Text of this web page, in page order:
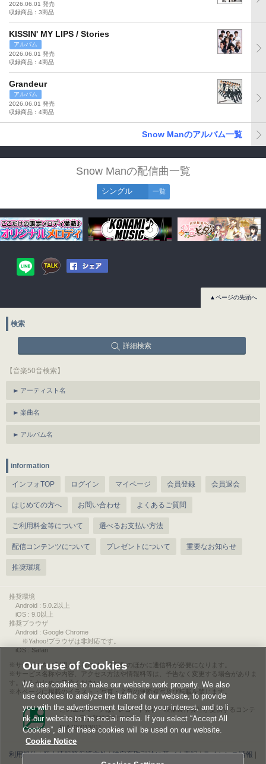
2026.06.01 発売
収録商品：3商品
KISSIN' MY LIPS / Stories
アルバム
2026.06.01 発売
収録商品：4商品
Grandeur
アルバム
2026.06.01 発売
収録商品：4商品
Snow Manのアルバム一覧
Snow Manの配信曲一覧
シングル 一覧
▲ページの先頭へ
検索
詳細検索
【音楽50音検索】
アーティスト名
楽曲名
アルバム名
information
インフォTOP ログイン マイページ 会員登録 会員退会
はじめての方へ お問い合わせ よくあるご質問
ご利用料金等について 選べるお支払い方法
配信コンテンツについて プレゼントについて 重要なお知らせ
推奨環境
推奨環境
Android : 5.0.2以上
iOS : 9.0以上
推奨ブラウザ
Android : Google Chrome
※Yahoo!ブラウザは非対応です。
iOS : Safari
サービスをご利用されるには、情報料のほかに通信料が必要になります。
サービス名称や内容、アクセス方法や情報料等は、予告なく変更する場合がありま
す。あらかじめご了承ください。
本ページに掲載のイラスト・写真・文章の無断複写及び転載を禁じます。
このエルマークは、レコード会社・映像製作会社が提供するコンテ
ンツを示す登録商標です。
RIAJ00013011
利用規約|個人情報等保護方針|特定商取引法に基づく表記|ライセンス情報
Our use of Cookies
We use cookies to make our website work properly. We also
use cookies to analyze the traffic of our website, to provide
you with the advertisement tailored to your interest, and to li
nk our website to the social media. If you select “Accept All
Cookies”, all of these cookies will be used on our website.
Cookie Notice